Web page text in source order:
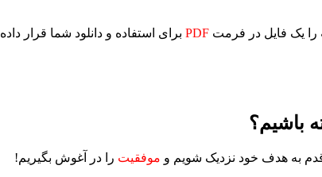
را یک فایل در فرمت PDF برای استفاده و دانلود شما قرار
باشیم؟
به هدف خود نزدیک شویم و موفقیت را در آغوش بگیریم!